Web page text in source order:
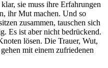
sie muss ihre Erfahrungen
ihr Mut machen. Und so
zusammen, tauschen sich
Es ist aber nicht bedrückend.
lösen. Die Trauer, Wut,
mit einem zufriedenen